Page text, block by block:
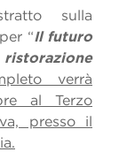
sulla
“Il futuro
verrà
al Terzo
presso il